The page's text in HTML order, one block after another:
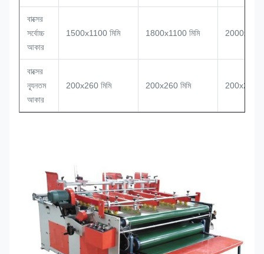
বাক্সের
সর্বোচ্চ
আকার
1500x1100 মিমি 1800x1100 মিমি
বাক্সের
ন্যূনতম
আকার
200x260 মিমি 200x260 মিমি 200x260